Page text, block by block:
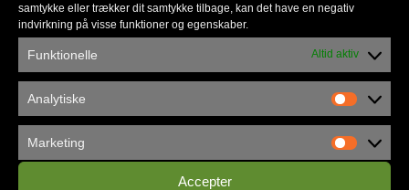
samtykke eller trækker dit samtykke tilbage, kan det have en negativ
indvirkning på visse funktioner og egenskaber.
Funktionelle Altid aktiv
Analytiske
Marketing
Accepter
Forbøn og rådgivning